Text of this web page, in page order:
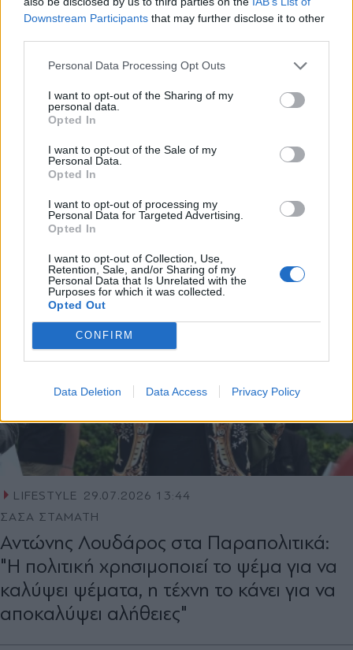
Downstream Participants that may further disclose it to other
Personal Data Processing Opt Outs
I want to opt-out of the Sharing of my
personal data.
Opted In
I want to opt-out of the Sale of my
Personal Data.
Opted In
I want to opt-out of processing my
Personal Data for Targeted Advertising.
Opted In
I want to opt-out of Collection, Use,
Retention, Sale, and/or Sharing of my
Personal Data that Is Unrelated with the
Purposes for which it was collected.
Opted Out
CONFIRM
Data Deletion Data Access Privacy Policy
News για άμεση και έγκυρη
Ακολουθήστε μας στο
facebook
Ακολουθήστε μας στο
twitter
LIFESTYLE 29.07.2026 13:44
ΣΑΣΑ ΣΤΑΜΑΤΗ
Αντώνης Λουδάρος στα Παραπολιτικά:
"Η πολιτική χρησιμοποιεί το ψέμα για να
καλύψει ψέματα, η τέχνη το κάνει για να
αποκαλύψει αλήθειες"
Εγγραφή στο newsletter
Αποδέχομαι τους
και την πολιτική απορρήτου
X